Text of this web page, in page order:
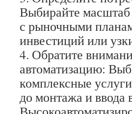
Выбирайте масштаб
с рыночными
инвестиций или
4. Обратите
автоматизацию:
комплексные
до монтажа и ввода